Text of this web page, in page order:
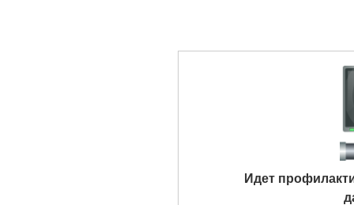
Идет